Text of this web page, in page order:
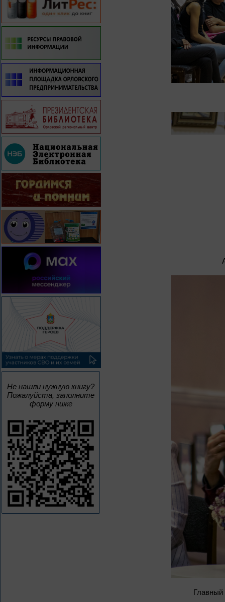
Не нашли нужную книгу?
Пожалуйста, заполните
форму ниже